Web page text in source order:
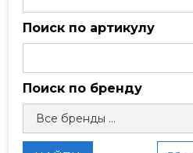
Поиск по артикулу
Поиск по бренду